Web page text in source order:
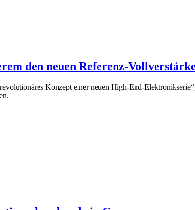
den neuen Referenz-
Konzept einer neuen High-End-